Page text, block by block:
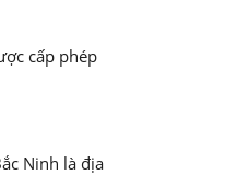
cấp phép
Ninh là địa